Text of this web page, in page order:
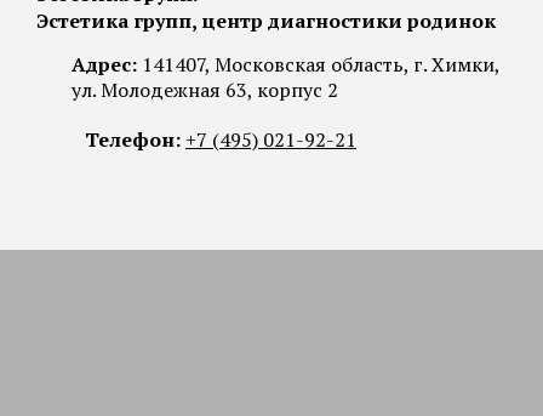
Эстетика групп, центр диагностики родинок
Адрес:141407, Московская область, г. Химки,
ул. Молодежная 63, корпус 2
Телефон: +7 (495) 021-92-21